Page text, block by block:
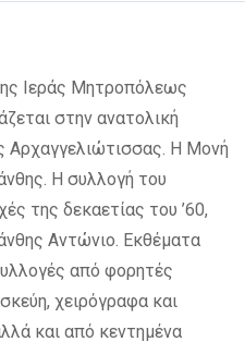
Ιεράς Μητροπόλεως
στην ανατολική
Αρχαγγελιώτισσας. Η Μονή
Η συλλογή του
της δεκαετίας του ’60,
Αντώνιο. Εκθέματα
από φορητές
χειρόγραφα και
και από κεντημένα